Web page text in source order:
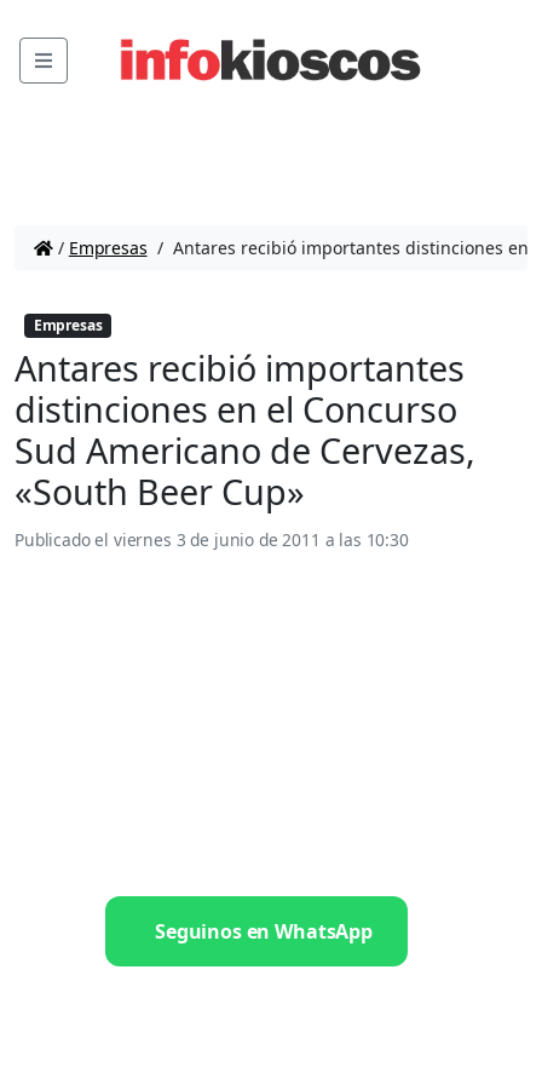
Menu
/ Empresas / Antares recibió importantes distinciones en
Empresas
Antares recibió importantes
distinciones en el Concurso
Sud Americano de Cervezas,
«South Beer Cup»
Publicado el viernes 3 de junio de 2011 a las 10:30
Seguinos en WhatsApp